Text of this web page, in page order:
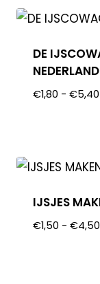
DE
NEDERLAND
€1,80 - €5,40
IJSJES
€1,50 - €4,50